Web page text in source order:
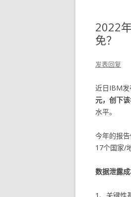
2022
免？
发表回复
近日IBM发
元，创下
水平。
今年的报
17个国家/
数据泄露成